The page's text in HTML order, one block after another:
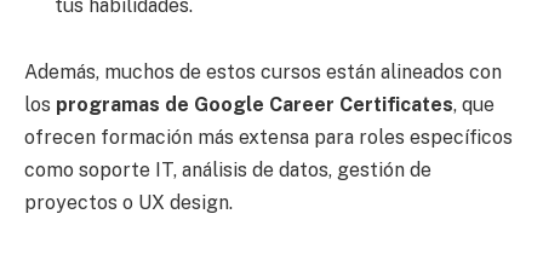
tus habilidades.
Además, muchos de estos cursos están alineados con
los programas de Google Career Certificates, que
ofrecen formación más extensa para roles específicos
como soporte IT, análisis de datos, gestión de
proyectos o UX design.